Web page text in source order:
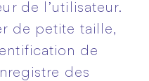
de l’utilisateur.
de petite taille,
de
des